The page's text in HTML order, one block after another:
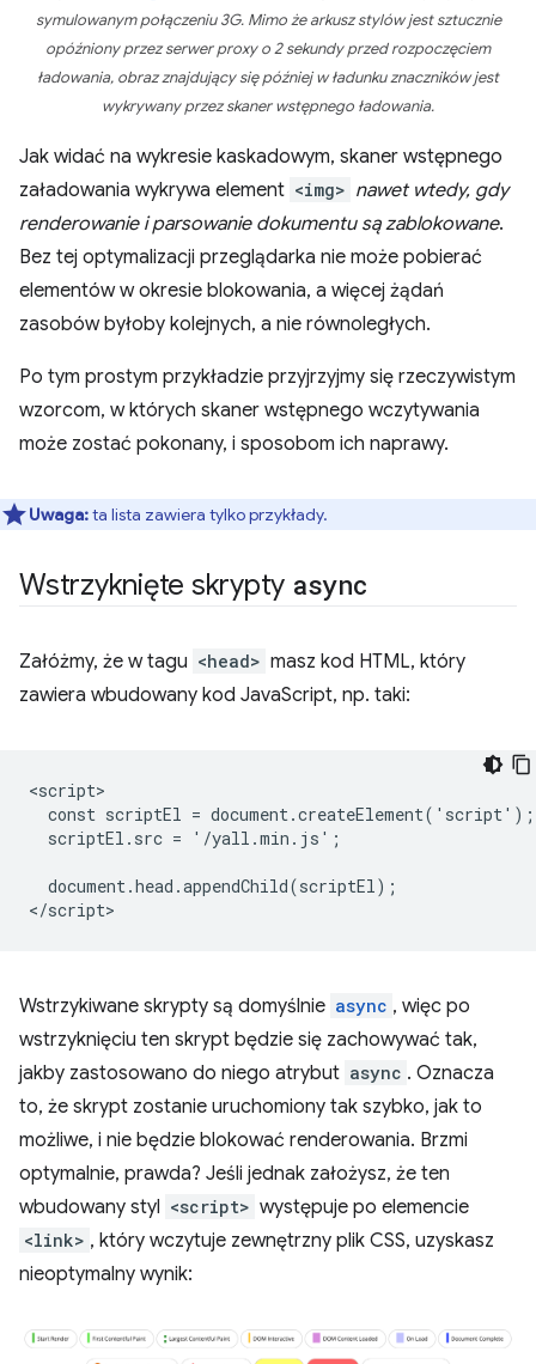
symulowanym połączeniu 3G. Mimo że arkusz stylów jest sztucznie
opóźniony przez serwer proxy o 2 sekundy przed rozpoczęciem
ładowania, obraz znajdujący się później w ładunku znaczników jest
wykrywany przez skaner wstępnego ładowania.
Jak widać na wykresie kaskadowym, skaner wstępnego
załadowania wykrywa element <img> nawet wtedy, gdy
renderowanie i parsowanie dokumentu są zablokowane.
Bez tej optymalizacji przeglądarka nie może pobierać
elementów w okresie blokowania, a więcej żądań
zasobów byłoby kolejnych, a nie równoległych.
Po tym prostym przykładzie przyjrzyjmy się rzeczywistym
wzorcom, w których skaner wstępnego wczytywania
może zostać pokonany, i sposobom ich naprawy.
Uwaga:ta lista zawiera tylko przykłady.
Wstrzyknięte skrypty async
Załóżmy, że w tagu <head> masz kod HTML, który
zawiera wbudowany kod JavaScript, np. taki:
<script>
  const scriptEl = document.createElement('script');
  scriptEl.src = '/yall.min.js';
  document.head.appendChild(scriptEl);
Wstrzykiwane skrypty są domyślnie async , więc po
wstrzyknięciu ten skrypt będzie się zachowywać tak,
jakby zastosowano do niego atrybut async . Oznacza
to, że skrypt zostanie uruchomiony tak szybko, jak to
możliwe, i nie będzie blokować renderowania. Brzmi
optymalnie, prawda? Jeśli jednak założysz, że ten
wbudowany styl <script> występuje po elemencie
<link> , który wczytuje zewnętrzny plik CSS, uzyskasz
nieoptymalny wynik: